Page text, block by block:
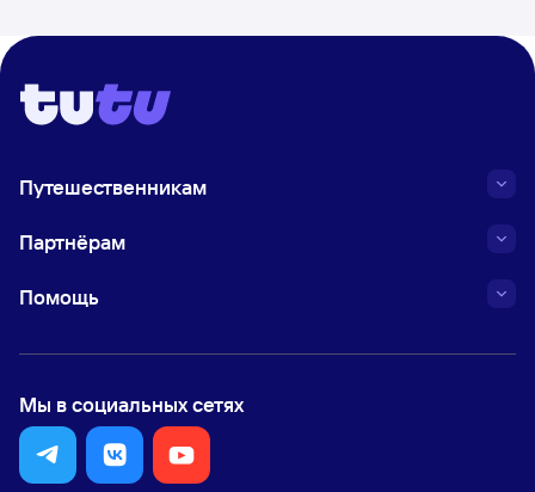
Путешественникам
Партнёрам
Помощь
Мы в социальных сетях